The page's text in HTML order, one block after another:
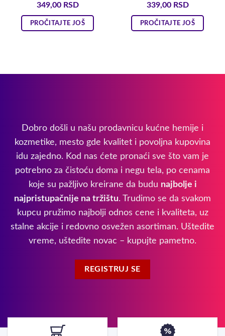
349,00 RSD
PROČITAJTE JOŠ
339,00 RSD
PROČITAJTE JOŠ
Dobro došli u našu prodavnicu kućne hemije i
kozmetike, mesto gde kvalitet i povoljna kupovina
idu zajedno. Kod nas ćete pronaći sve što vam je
potrebno za čistoću doma i negu tela, po cenama
koje su pažljivo kreirane da budu najbolje i
najpristupačnije na tržištu. Trudimo se da svakom
kupcu pružimo najbolji odnos cene i kvaliteta, uz
stalne akcije i redovno osvežen asortiman. Uštedite
vreme, uštedite novac – kupujte pametno.
REGISTRUJ SE